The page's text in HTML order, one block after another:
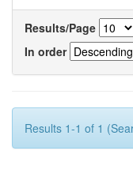
Results/Page
In order
Results 1-1 of 1